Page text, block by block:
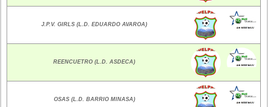
J.P.V. GIRLS (L.D. EDUARDO AVAROA)
REENCUETRO (L.D. ASDECA)
OSAS (L.D. BARRIO MINASA)